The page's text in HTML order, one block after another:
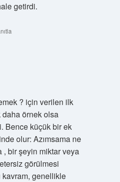
getirdi.
? için verilen ilk
daha örnek olsa
Bence küçük bir ek
olur: Azımsama ne
, bir şeyin miktar veya
görülmesi
kavram, genellikle